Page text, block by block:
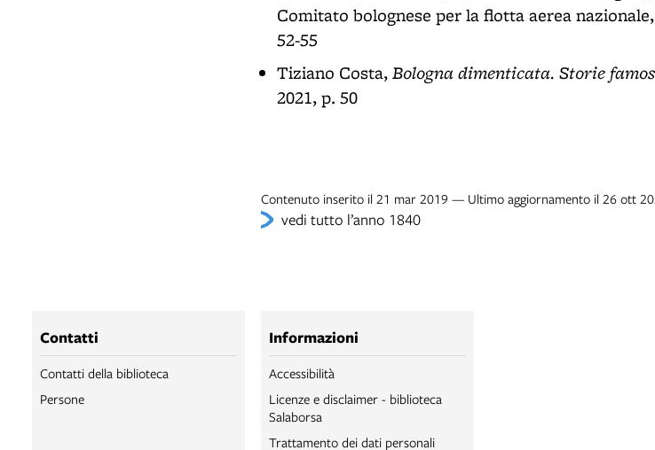
Comitato bolognese per la flotta aerea
52-55
Tiziano Costa,Bologna dimenticata. Storie
2021, p. 50
Contenuto inserito il 21 mar 2019 — Ultimo aggiornamento il 26 ott
vedi tutto l’anno 1840
Contatti
Contatti della biblioteca
Persone
Informazioni
Accessibilità
Licenze e disclaimer - biblioteca
Salaborsa
Trattamento dei dati personali